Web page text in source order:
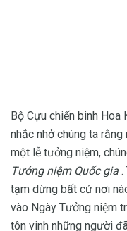
Bộ Cựu chiến binh
nhắc nhở chúng ta
một lễ tưởng niệm,
Tưởng niệm Quốc gia .
tạm dừng bất cứ nơi
vào Ngày Tưởng niệm
tôn vinh những người